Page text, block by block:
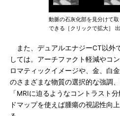
動脈の石灰化部を見分けて
できる［クリックで拡大］
また、デュアルエナジーCT以外
しては。アーチファクト軽減やコ
ロマティックイメージや、金、白
のさまざまな物質の選択的な強調
「MRIに迫るようなコントラスト
ドマップを使えば腫瘍の視認性向